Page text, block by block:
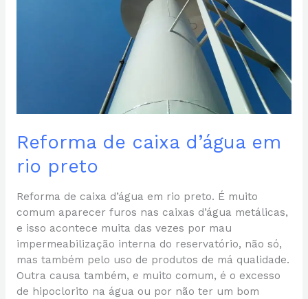
Reforma de caixa d’água em
rio preto
Reforma de caixa d’água em rio preto. É muito
comum aparecer furos nas caixas d’água metálicas,
e isso acontece muita das vezes por mau
impermeabilização interna do reservatório, não só,
mas também pelo uso de produtos de má qualidade.
Outra causa também, e muito comum, é o excesso
de hipoclorito na água ou por não ter um bom